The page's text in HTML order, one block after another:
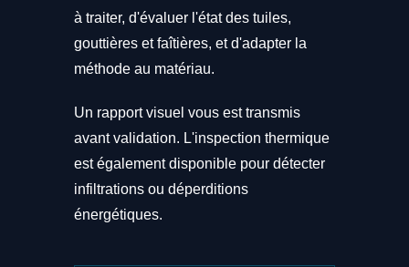
à traiter, d'évaluer l'état des tuiles,
gouttières et faîtières, et d'adapter la
méthode au matériau.
Un rapport visuel vous est transmis
avant validation. L'inspection thermique
est également disponible pour détecter
infiltrations ou déperditions
énergétiques.